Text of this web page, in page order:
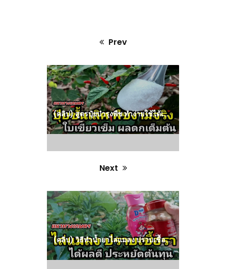
Prev
post:
(คลิป) สูตรปุ๋ยบำรุงพืช ทำง่ายใช้ได้เลย พืชใบเขียวเข็ม ผลดกเต็มต้น
Next
Next
post:
(คลิป) วิธีทำน้ำยาไล่แมลง ปราบเชื้อรา แรงดี ปลอดสารพิษ ประหยัดต้นทุน